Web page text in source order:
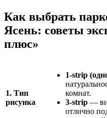
Как выбрать
Ясень: советы
плюс»
1. Тип
рисунка
1-strip
комнат.
3-strip —
отлично